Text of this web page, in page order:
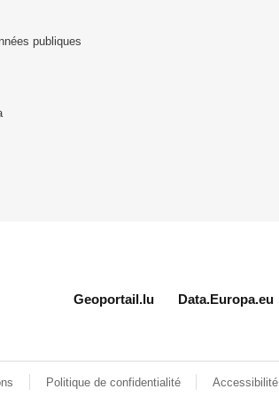
publiques
Geoportail.lu Data.Europa.eu
Politique de confidentialité Accessibilité